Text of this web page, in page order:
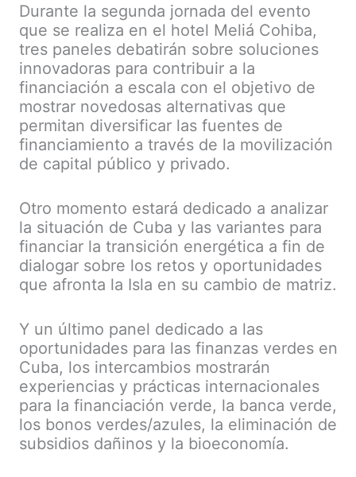
Durante la segunda jornada del evento
que se realiza en el hotel Meliá Cohiba,
tres paneles debatirán sobre soluciones
innovadoras para contribuir a la
financiación a escala con el objetivo de
mostrar novedosas alternativas que
permitan diversificar las fuentes de
financiamiento a través de la movilización
de capital público y privado.
Otro momento estará dedicado a analizar
la situación de Cuba y las variantes para
financiar la transición energética a fin de
dialogar sobre los retos y oportunidades
que afronta la Isla en su cambio de matriz.
Y un último panel dedicado a las
oportunidades para las finanzas verdes en
Cuba, los intercambios mostrarán
experiencias y prácticas internacionales
para la financiación verde, la banca verde,
los bonos verdes/azules, la eliminación de
subsidios dañinos y la bioeconomía.